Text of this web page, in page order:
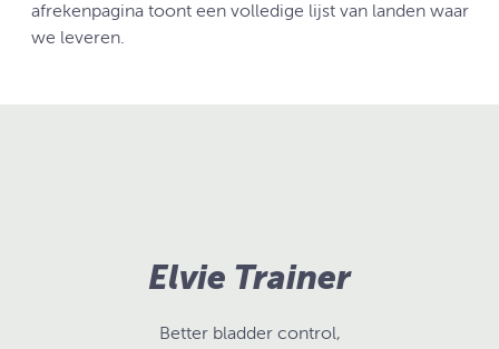
afrekenpagina toont een volledige lijst van landen waar
we leveren.
Elvie Trainer
Better bladder control,